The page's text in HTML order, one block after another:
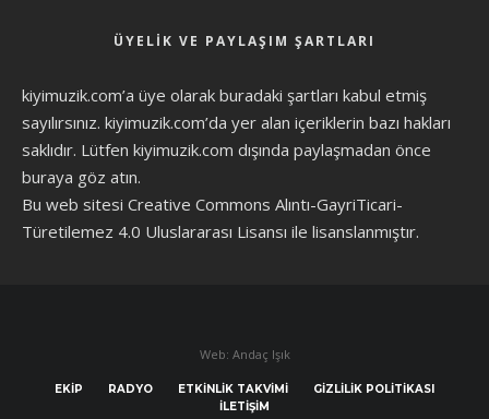
ÜYELIK VE PAYLAŞIM ŞARTLARI
kiyimuzik.com’a üye olarak buradaki şartları kabul etmiş
sayılırsınız. kiyimuzik.com’da yer alan içeriklerin bazı hakları
saklıdır. Lütfen kiyimuzik.com dışında paylaşmadan önce
buraya göz atın.
Bu web sitesi Creative Commons Alıntı-GayriTicari-
Türetilemez 4.0 Uluslararası Lisansı ile lisanslanmıştır.
Web: Andaç Işık
EKIP RADYO ETKINLIK TAKVIMI
GIZLILIK POLITIKASI
İLETIŞIM